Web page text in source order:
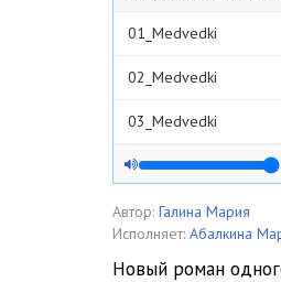
01_Medvedki
02_Medvedki
03_Medvedki
04_Medvedki
05_Medvedki
Автор: Галина Мария
Исполняет: Абалкина
Новый роман